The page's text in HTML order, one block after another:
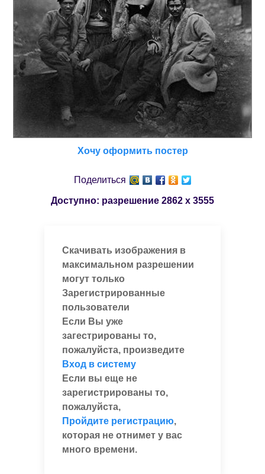
Хочу оформить постер
Поделиться
Доступно: разрешение 2862 x 3555
Скачивать изображения в
максимальном разрешении
могут только
Зарегистрированные
пользователи
Если Вы уже
загестрированы то,
пожалуйста, произведите
Вход в систему
Если вы еще не
зарегистрированы то,
пожалуйста,
Пройдите регистрацию,
которая не отнимет у вас
много времени.